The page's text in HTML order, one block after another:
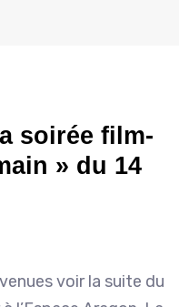
soirée film-
» du 14
voir la suite du